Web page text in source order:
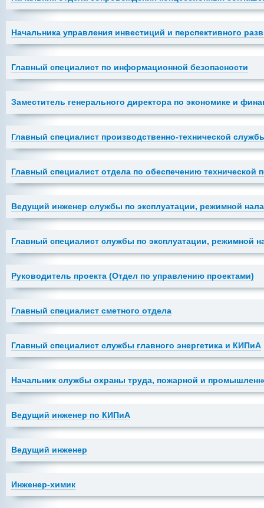
Начальника управления инвестиций и перспективного
Главный специалист по информационной безопасности
Заместитель генерального директора по экономике и
Главный специалист производственно-технической
Главный специалист отдела по обеспечению технической
Ведущий инженер службы по эксплуатации, режимной
Главный специалист службы по эксплуатации, режимной
Руководитель проекта (Отдел по управлению проектами)
Главный специалист сметного отдела
Главный специалист службы главного энергетика и КИПиА
Начальник службы охраны труда, пожарной и
Ведущий инженер по КИПиА
Ведущий инженер
Инженер-химик